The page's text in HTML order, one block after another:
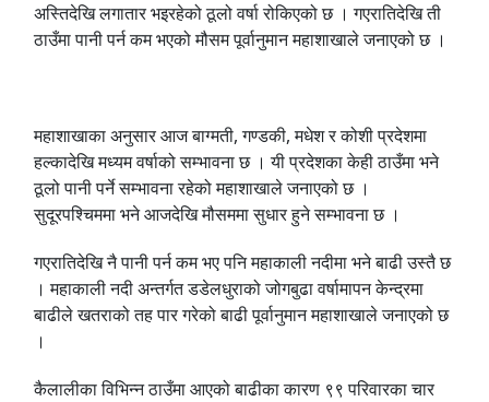
अस्तिदेखि लगातार भइरहेको ठूलो वर्षा रोकिएको छ । गएरातिदेखि ती
ठाउँमा पानी पर्न कम भएको मौसम पूर्वानुमान महाशाखाले जनाएको छ ।
महाशाखाका अनुसार आज बाग्मती, गण्डकी, मधेश र कोशी प्रदेशमा
हल्कादेखि मध्यम वर्षाको सम्भावना छ । यी प्रदेशका केही ठाउँमा भने
ठूलो पानी पर्ने सम्भावना रहेको महाशाखाले जनाएको छ ।
सुदूरपश्चिममा भने आजदेखि मौसममा सुधार हुने सम्भावना छ ।
गएरातिदेखि नै पानी पर्न कम भए पनि महाकाली नदीमा भने बाढी उस्तै छ
। महाकाली नदी अन्तर्गत डडेलधुराको जोगबुढा वर्षामापन केन्द्रमा
बाढीले खतराको तह पार गरेको बाढी पूर्वानुमान महाशाखाले जनाएको छ
।
कैलालीका विभिन्न ठाउँमा आएको बाढीका कारण ९९ परिवारका चार